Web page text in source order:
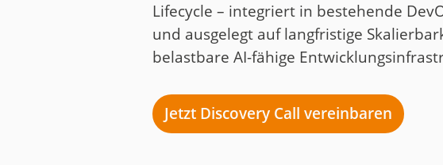
Lifecycle – integriert in bestehende
und ausgelegt auf langfristige
belastbare AI-fähige
Jetzt Discovery Call vereinbaren